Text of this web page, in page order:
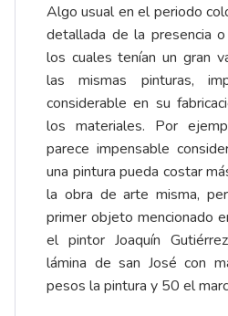
Algo usual en el periodo
detallada de la presencia
los cuales tenían un gran
las mismas pinturas,
considerable en su
los materiales. Por
parece impensable
una pintura pueda costar
la obra de arte misma,
primer objeto mencionado
el pintor Joaquín
lámina de san José con
pesos la pintura y 50 el